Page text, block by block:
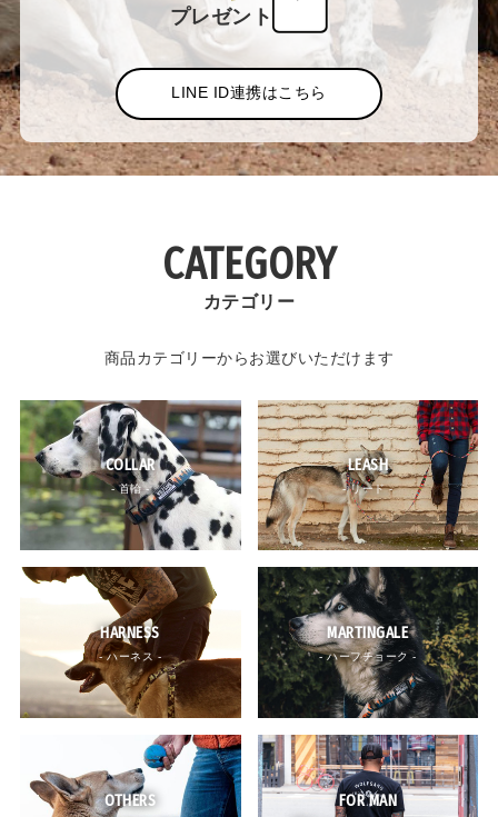
プレゼント
LINE ID連携はこちら
CATEGORY
カテゴリー
商品カテゴリーからお選びいただけます
COLLAR
- 首輪 -
LEASH
- リード -
HARNESS
- ハーネス -
MARTINGALE
- ハーフチョーク -
OTHERS FOR MAN